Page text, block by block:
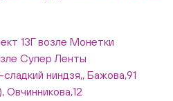
13Г возле Монетки
Супер Ленты
ниндзя,, Бажова,91